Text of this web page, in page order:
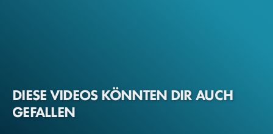
DIESE VIDEOS KÖNNTEN DIR AUCH
GEFALLEN